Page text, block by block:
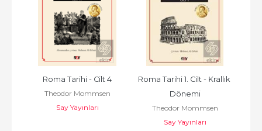
Roma Tarihi - Cilt 4
Theodor Mommsen
Say Yayınları
Roma Tarihi 1. Cilt - Krallık
Dönemi
Theodor Mommsen
Say Yayınları